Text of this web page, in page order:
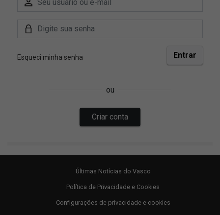
Últimas Notícias do Vasco
Política de Privacidade e Cookies
Configurações de privacidade e cookies